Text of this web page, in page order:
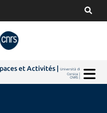
et Activités |Università di
Corsica |
CNRS |